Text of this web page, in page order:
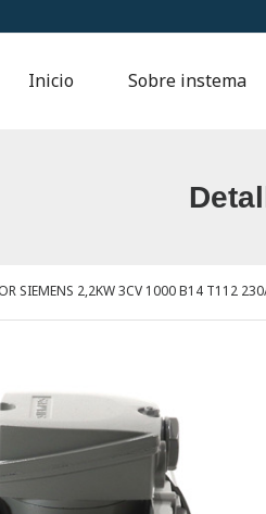
Inicio Sobre instema
SIEMENS 2,2KW 3CV 1000 B14 T112